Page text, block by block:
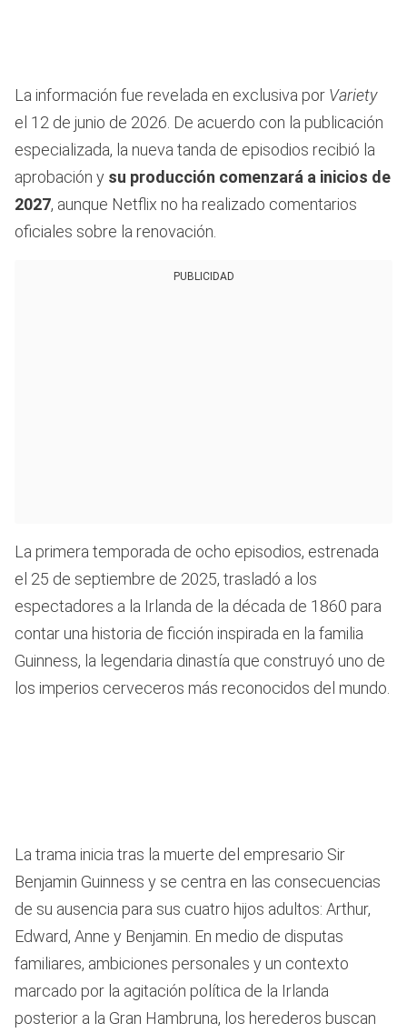
La información fue revelada en exclusiva por Variety
el 12 de junio de 2026. De acuerdo con la publicación
especializada, la nueva tanda de episodios recibió la
aprobación y su producción comenzará a inicios de
2027, aunque Netflix no ha realizado comentarios
oficiales sobre la renovación.
PUBLICIDAD
La primera temporada de ocho episodios, estrenada
el 25 de septiembre de 2025, trasladó a los
espectadores a la Irlanda de la década de 1860 para
contar una historia de ficción inspirada en la familia
Guinness, la legendaria dinastía que construyó uno de
los imperios cerveceros más reconocidos del mundo.
La trama inicia tras la muerte del empresario Sir
Benjamin Guinness y se centra en las consecuencias
de su ausencia para sus cuatro hijos adultos: Arthur,
Edward, Anne y Benjamin. En medio de disputas
familiares, ambiciones personales y un contexto
marcado por la agitación política de la Irlanda
posterior a la Gran Hambruna, los herederos buscan